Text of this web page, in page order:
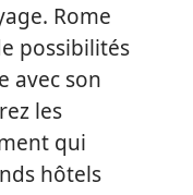
Rome
possibilités
avec son
les
qui
hôtels